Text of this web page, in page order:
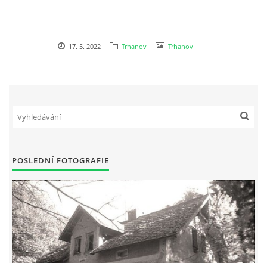
17. 5. 2022 Trhanov Trhanov
POSLEDNÍ FOTOGRAFIE